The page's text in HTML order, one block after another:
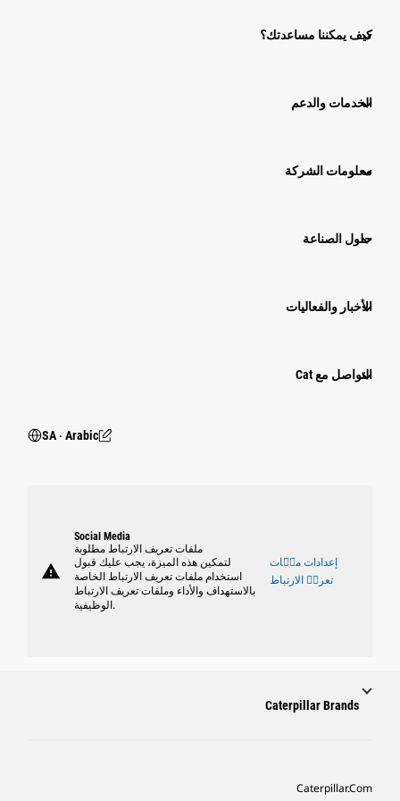
كيف يمكننا مساعدتك؟
الخدمات والدعم
معلومات الشركة
حلول الصناعة
الأخبار والفعاليات
التواصل مع Cat
SA ‧ Arabic
warning
Social Media
ملفات تعريف الارتباط مطلوبة
لتمكين هذه الميزة، يجب عليك قبول
استخدام ملفات تعريف الارتباط الخاصة
بالاستهداف والأداء وملفات تعريف الارتباط
الوظيفية.
إعدادات ملٝات
تعريٝ الارتباط
Caterpillar Brands
Caterpillar.com